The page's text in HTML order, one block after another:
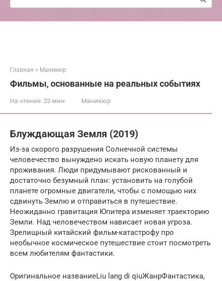
Главная » Маникюр
Фильмы, основанные на реальных событиях
На чтение: 23 мин Маникюр
Блуждающая Земля (2019)
Из-за скорого разрушения Солнечной системы
человечество вынуждено искать новую планету для
проживания. Люди придумывают рискованный и
достаточно безумный план: установить на голубой
планете огромные двигатели, чтобы с помощью них
сдвинуть Землю и отправиться в путешествие.
Неожиданно гравитация Юпитера изменяет траекторию
Земли. Над человечеством нависает новая угроза.
Зрелищный китайский фильм-катастрофу про
необычное космическое путешествие стоит посмотреть
всем любителям фантастики.
Оригинальное названиеLiu lang di qiuЖанрФантастика,